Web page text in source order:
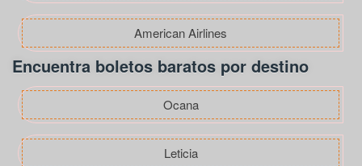
American Airlines
Encuentra boletos baratos por destino
Ocana
Leticia